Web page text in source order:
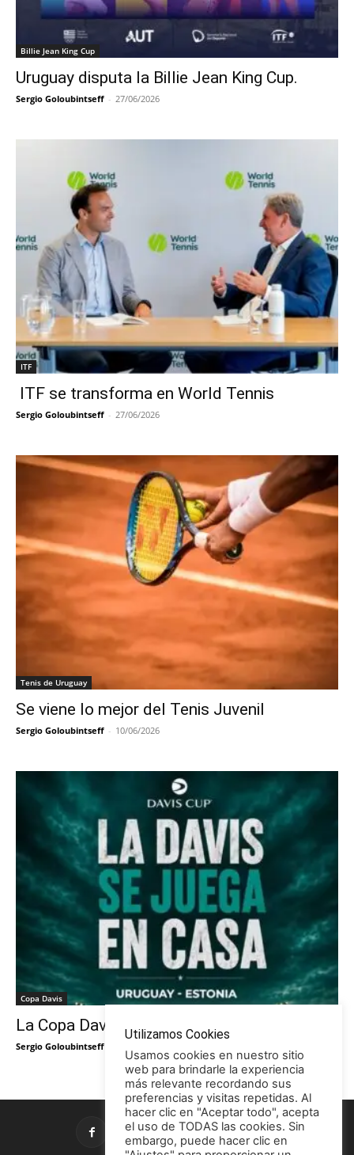
Billie Jean King Cup
Uruguay disputa la Billie Jean King Cup.
Sergio Goloubintseff - 27/06/2026
ITF
ITF se transforma en World Tennis
Sergio Goloubintseff - 27/06/2026
Tenis de Uruguay
Se viene lo mejor del Tenis Juvenil
Sergio Goloubintseff - 10/06/2026
Copa Davis
La Copa Davis vuelve al Círculo
Sergio Goloubintseff
Utilizamos Cookies
Usamos cookies en nuestro sitio
web para brindarle la experiencia
más relevante recordando sus
preferencias y visitas repetidas. Al
hacer clic en "Aceptar todo", acepta
el uso de TODAS las cookies. Sin
embargo, puede hacer clic en